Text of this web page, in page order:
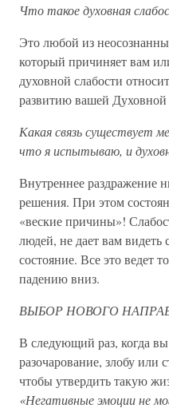
Что такое духовная
Это любой из
который причиняет вам
духовной слабости
развитию вашей
Какая связь существует
что я испытываю, и
Внутреннее раздражение
решения. При этом
«веские причины»!
людей, не дает вам видеть
состояние. Все это ведет
падению вниз.
ВЫБОР НОВОГО
В следующий раз, когда вы
разочарование, злобу или
чтобы утвердить такую
«Негативные эмоции не